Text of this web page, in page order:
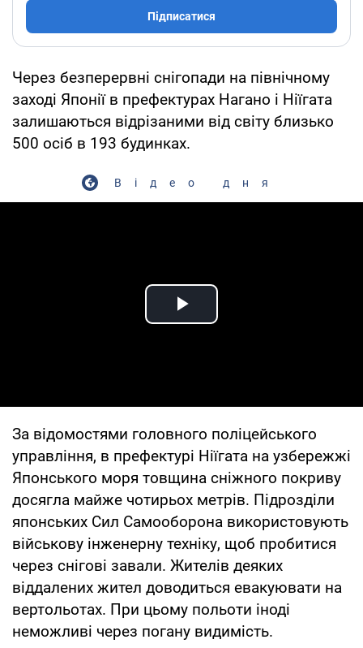
Підписатися
Через безперервні снігопади на північному
заході Японії в префектурах Нагано і Ніїгата
залишаються відрізаними від світу близько
500 осіб в 193 будинках.
Відео дня
Play Video
За відомостями головного поліцейського
управління, в префектурі Ніїгата на узбережжі
Японського моря товщина сніжного покриву
досягла майже чотирьох метрів. Підрозділи
японських Сил Cамооборона використовують
військову інженерну техніку, щоб пробитися
через снігові завали. Жителів деяких
віддалених жител доводиться евакуювати на
вертольотах. При цьому польоти іноді
неможливі через погану видимість.